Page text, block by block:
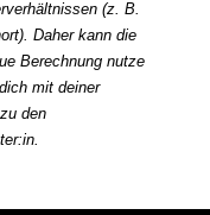
(z. B.
Daher kann die
Berechnung nutze
mit deiner
den